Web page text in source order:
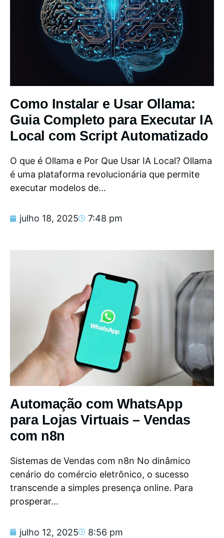
Como Instalar e Usar Ollama:
Guia Completo para Executar IA
Local com Script Automatizado
O que é Ollama e Por Que Usar IA Local? Ollama
é uma plataforma revolucionária que permite
executar modelos de...
julho 18, 2025 7:48 pm
Automação com WhatsApp
para Lojas Virtuais – Vendas
com n8n
Sistemas de Vendas com n8n No dinâmico
cenário do comércio eletrônico, o sucesso
transcende a simples presença online. Para
prosperar...
julho 12, 2025 8:56 pm